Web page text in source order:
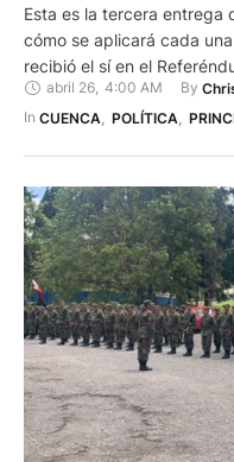
Esta es la tercera entrega
cómo se aplicará cada
recibió el sí en el
pasa con la tercera
acuerdo con el
abril 26, 4:00 AM By
In CUENCA, POLÍTICA,